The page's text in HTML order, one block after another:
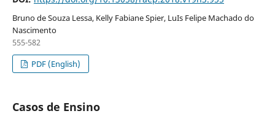
Bruno de Souza Lessa, Kelly Fabiane Spier, LuIs Felipe Machado do
Nascimento
555-582
PDF (English)
Casos de Ensino